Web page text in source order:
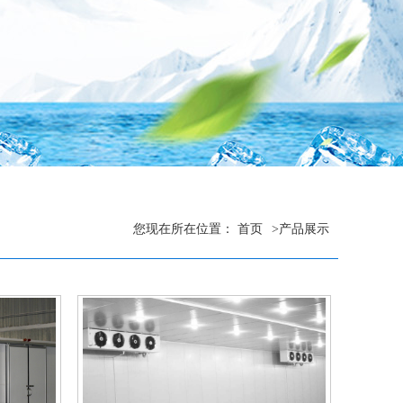
您现在所在位置： 首页 >产品展示